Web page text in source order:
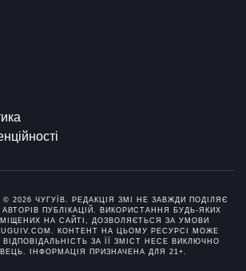
© 2026 ЧУГУЇВ. РЕДАКЦІЯ ЗМІ НЕ ЗАВЖДИ ПОДІЛЯЄ
ПУБЛІКАЦІЙ. ВИКОРИСТАННЯ БУДЬ-ЯКИХ
НА САЙТІ, ДОЗВОЛЯЄТЬСЯ ЗА УМОВИ
КОНТЕНТ НА ЦЬОМУ РЕСУРСІ МОЖЕ
ЗА ЇЇ ЗМІСТ НЕСЕ ВИКЛЮЧНО
ІНФОРМАЦІЯ ПРИЗНАЧЕНА ДЛЯ 21+.